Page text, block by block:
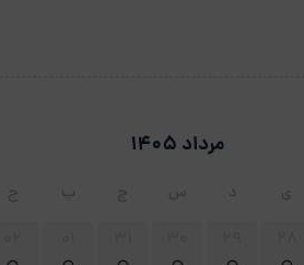
مرداد 1405
ی د س چ پ ج